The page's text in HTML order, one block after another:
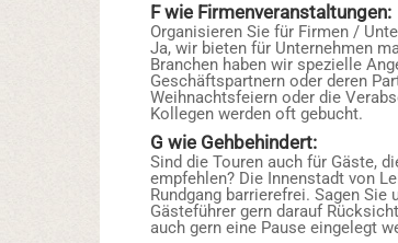
F wie Firmenveranstaltungen:
Organisieren Sie für Firmen /
Ja, wir bieten für Unternehmen
Branchen haben wir spezielle
Geschäftspartnern oder deren
Weihnachtsfeiern oder die
Kollegen werden oft gebucht.
G wie Gehbehindert:
Sind die Touren auch für Gäste,
empfehlen? Die Innenstadt von
Rundgang barrierefrei. Sagen Sie
Gästeführer gern darauf
auch gern eine Pause eingelegt